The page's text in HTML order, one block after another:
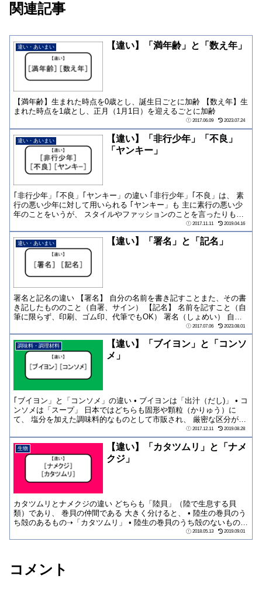
関連記事
違い・あいまい 【違い】「満年齢」と「数え年」
【満年齢】生まれた時点を0歳とし、誕生日ごとに加齢 【数え年】生
まれた時点を1歳とし、正月（1月1日）を迎えるごとに加齢
2017.06.09 2023.07.24
違い・あいまい
【違い】「非行少年」「不良」
「ヤンキー」
｢非行少年」｢不良」｢ヤンキー」の違い ｢非行少年」｢不良」は、 素
行の悪い少年に対して用いられる ｢ヤンキー」も 主に素行の悪い少
年のことをいうが、 スタイルやファッションのことを言ったりもす
2017.11.11 2019.04.16
違い・あいまい 【違い】「署名」と「記名」
署名と記名の違い 【署名】 自分の名前を書き記すことまた、その書
き記したもののこと（自署、サイン） 【記名】 名前を記すこと（自
筆に限らず、印刷、ゴム印、代筆でもOK） 署名（しょめい） 自己
2017.07.06 2023.08.01
調味料・調理材料
【違い】「ブイヨン」と「コンソ
メ」
｢ブイヨン」と「コンソメ」の違い • ブイヨンは「出汁（だし)」 • コ
ンソメは「スープ」 日本ではどちらも固形や顆粒（かりゅう）に
て、 塩分を加えた調味料的なものとして市販され、 厳密な区分がさ
2017.12.11 2019.08.28
生物
【違い】「カタツムリ」と「ナメ
クジ」
カタツムリとナメクジの違い どちらも「陸貝」（陸で生息する貝
類）であり、 巻貝の仲間である 大きく分けると、 • 陸生の巻貝のう
ち殻のあるもの➝「カタツムリ」 • 陸生の巻貝のうち殻のないもの
2018.05.13 2019.09.01
コメント